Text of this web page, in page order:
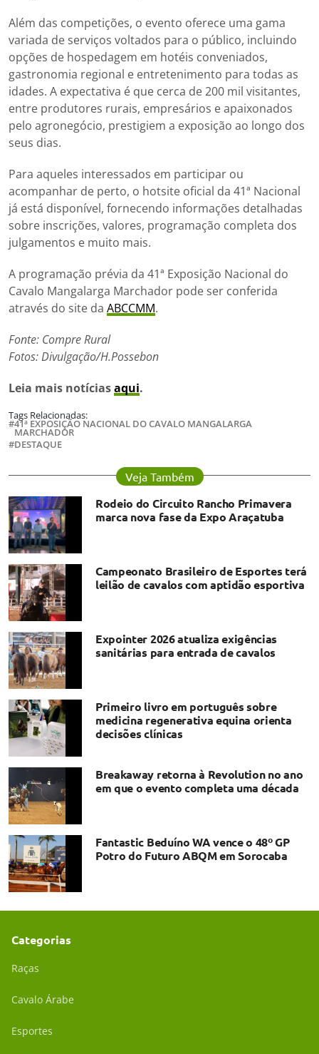
Além das competições, o evento oferece uma gama
variada de serviços voltados para o público, incluindo
opções de hospedagem em hotéis conveniados,
gastronomia regional e entretenimento para todas as
idades. A expectativa é que cerca de 200 mil visitantes,
entre produtores rurais, empresários e apaixonados
pelo agronegócio, prestigiem a exposição ao longo dos
seus dias.
Para aqueles interessados em participar ou
acompanhar de perto, o hotsite oficial da 41ª Nacional
já está disponível, fornecendo informações detalhadas
sobre inscrições, valores, programação completa dos
julgamentos e muito mais.
A programação prévia da 41ª Exposição Nacional do
Cavalo Mangalarga Marchador pode ser conferida
através do site da ABCCMM.
Fonte: Compre Rural
Fotos: Divulgação/H.Possebon
Leia mais notíciasaqui.
Tags Relacionadas:
41ª EXPOSIÇÃO NACIONAL DO CAVALO MANGALARGA
MARCHADOR
DESTAQUE
Veja Também
Rodeio do Circuito Rancho Primavera
marca nova fase da Expo Araçatuba
Campeonato Brasileiro de Esportes terá
leilão de cavalos com aptidão esportiva
Expointer 2026 atualiza exigências
sanitárias para entrada de cavalos
Primeiro livro em português sobre
medicina regenerativa equina orienta
decisões clínicas
Breakaway retorna à Revolution no ano
em que o evento completa uma década
Fantastic Beduíno WA vence o 48º GP
Potro do Futuro ABQM em Sorocaba
Categorias
Raças
Cavalo Árabe
Esportes